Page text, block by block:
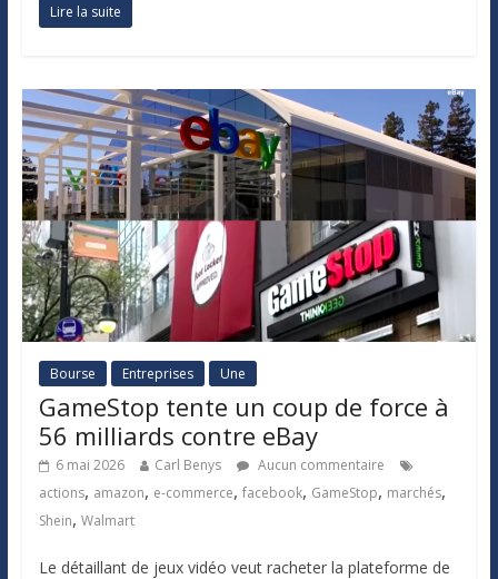
Lire la suite
Bourse Entreprises Une
GameStop tente un coup de force à
56 milliards contre eBay
6 mai 2026 Carl Benys
Aucun commentaire
actions, amazon, e-commerce, facebook, GameStop, marchés,
Shein, Walmart
Le détaillant de jeux vidéo veut racheter la plateforme de